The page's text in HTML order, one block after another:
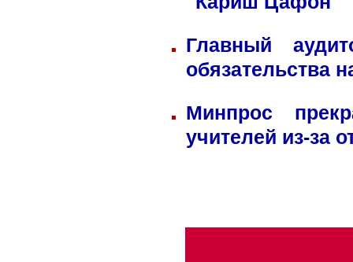
"Кариш Цафон"
Главный
обязательства
Минпрос
учителей из-за